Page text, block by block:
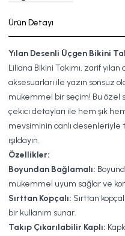
Ürün Detayı
Yılan Desenli Üçgen Bikini
Liliana Bikini Takımı, zarif
aksesuarları ile yazın sonsuz
mükemmel bir seçim! Bu özel
çekici detayları ile hem şık
mevsiminin canlı desenleriyle
ışıldayın.
Özellikler:
Boyundan Bağlamalı:
mükemmel uyum sağlar ve
Sırttan Kopçalı: Sırttan
bir kullanım sunar.
Takıp Çıkarılabilir Kaplı: